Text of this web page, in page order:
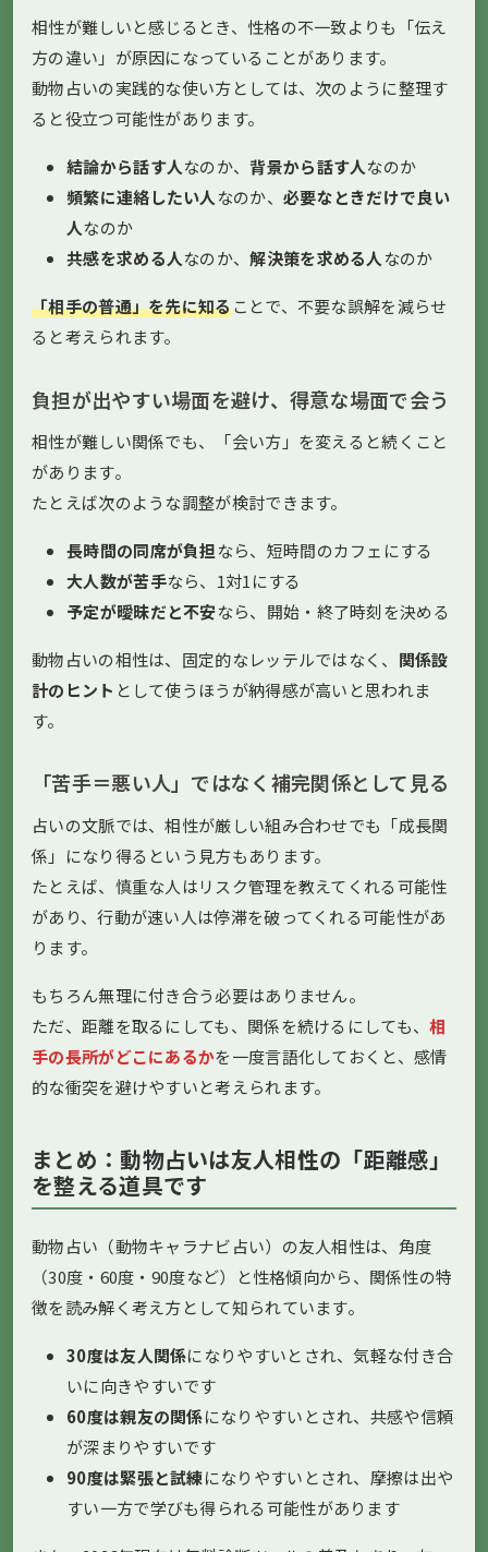
相性が難しいと感じるとき、性格の不一致よりも「伝え
方の違い」が原因になっていることがあります。
動物占いの実践的な使い方としては、次のように整理す
ると役立つ可能性があります。
結論から話す人なのか、 背景から話す人なのか
頻繁に連絡したい人なのか、 必要なときだけで良い
人なのか
共感を求める人なのか、解決策を求める人なのか
「相手の普通」を先に知ることで、不要な誤解を減らせ
ると考えられます。
負担が出やすい場面を避け、得意な場面で会う
相性が難しい関係でも、「会い方」を変えると続くこと
があります。
たとえば次のような調整が検討できます。
長時間の同席が負担なら、短時間のカフェにする
大人数が苦手なら、1対1にする
予定が曖昧だと不安なら、開始・終了時刻を決める
動物占いの相性は、固定的なレッテルではなく、 関係設
計のヒント として使うほうが納得感が高いと思われま
す。
「苦手＝悪い人」ではなく補完関係として見る
占いの文脈では、相性が厳しい組み合わせでも「成長関
係」になり得るという見方もあります。
たとえば、慎重な人はリスク管理を教えてくれる可能性
があり、行動が速い人は停滞を破ってくれる可能性があ
ります。
もちろん無理に付き合う必要はありません。
ただ、距離を取るにしても、関係を続けるにしても、相
手の長所がどこにあるかを一度言語化しておくと、感情
的な衝突を避けやすいと考えられます。
まとめ：動物占いは友人相性の「距離感」
を整える道具です
動物占い（動物キャラナビ占い）の友人相性は、角度
（30度・60度・90度など）と性格傾向から、関係性の特
徴を読み解く考え方として知られています。
30度は友人関係になりやすいとされ、気軽な付き合
いに向きやすいです
60度は親友の関係になりやすいとされ、共感や信頼
が深まりやすいです
90度は緊張と試練になりやすいとされ、摩擦は出や
すい一方で学びも得られる可能性があります